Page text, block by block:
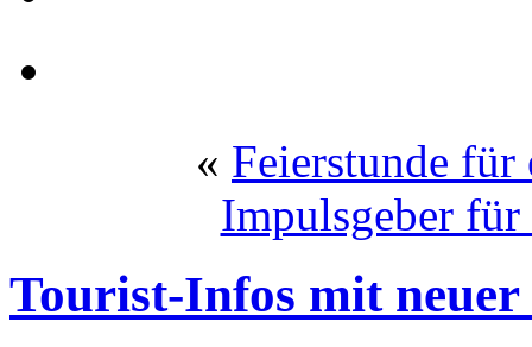
« Feierstunde
Impulsgeber für
Tourist-Infos mit